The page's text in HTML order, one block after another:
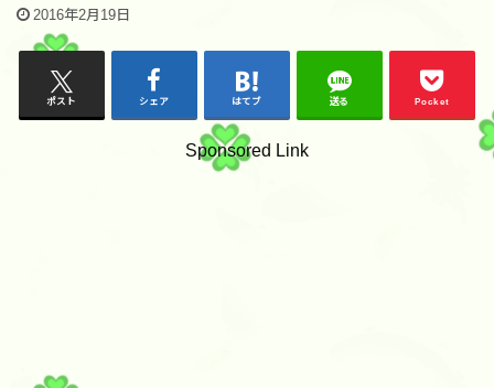
2016年2月19日
ポスト シェア はてブ 送る Pocket
Sponsored Link